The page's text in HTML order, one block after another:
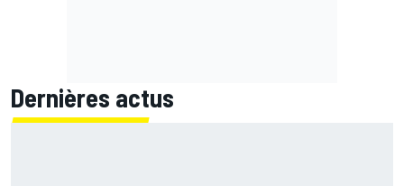
Dernières actus